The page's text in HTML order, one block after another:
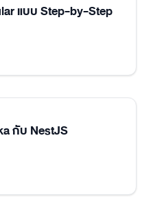
แบบ Step-by-Step
กับ NestJS